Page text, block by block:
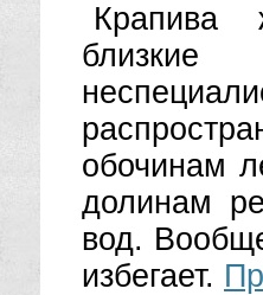
Крапива
обочинам
долинам
вод.
избегает.